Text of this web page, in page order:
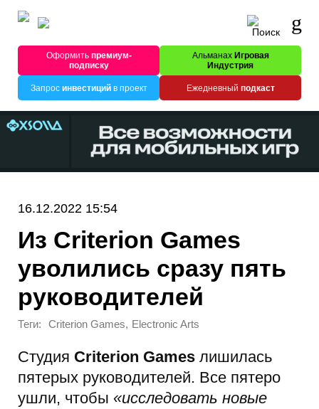
Оформитьпремиум-
подписку
Альманах Игровая
Индустрия
Запрос инвестицийв проект Ежедневный подкаст
16.12.2022 15:54
Из Criterion Games
уволились сразу пять
руководителей
Теги: Criterion Games, Electronic Arts
Студия Criterion Games лишилась
пятерых руководителей. Все пятеро
ушли, чтобы «исследовать новые